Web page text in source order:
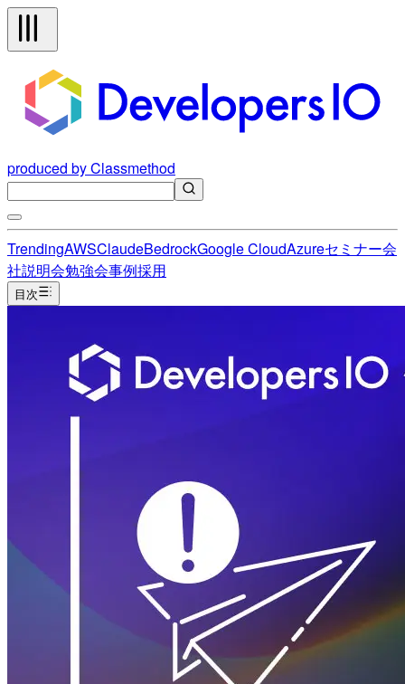
produced by Classmethod
TrendingAWSClaudeBedrockGoogle CloudAzureセミナー会
社説明会勉強会事例採用
目次